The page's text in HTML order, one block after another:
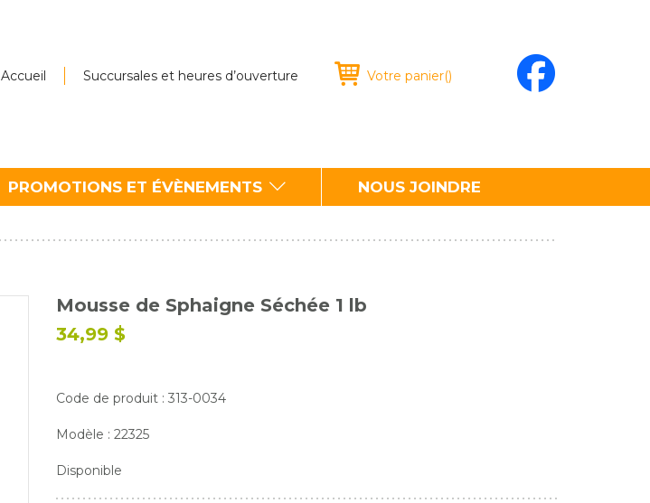
Accueil Succursales et heures d’ouverture Votre panier()
PROMOTIONS ET ÉVÈNEMENTS NOUS JOINDRE
Mousse de Sphaigne Séchée 1 lb
34,99 $
Code de produit : 313-0034
Modèle : 22325
Disponible